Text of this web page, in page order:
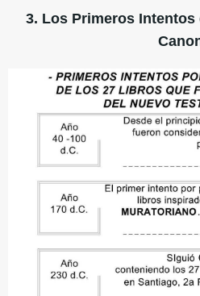
3. Los Primeros Intentos